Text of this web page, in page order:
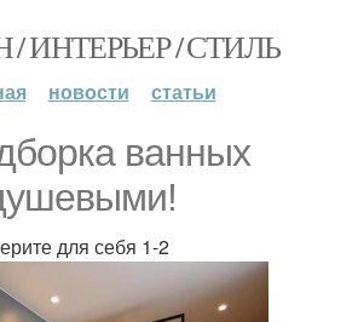
ИНТЕРЬЕР / СТИЛЬ
новости статьи
ванных
для себя 1-2